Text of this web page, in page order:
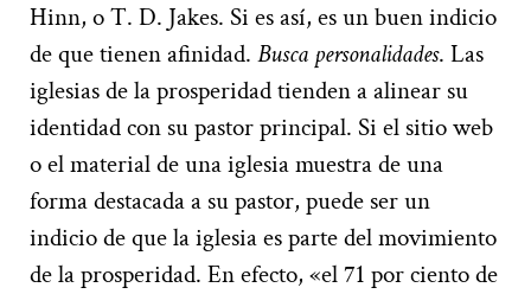
Hinn, o T. D. Jakes. Si es así, es un buen indicio
de que tienen afinidad. Busca personalidades. Las
iglesias de la prosperidad tienden a alinear su
identidad con su pastor principal. Si el sitio web
o el material de una iglesia muestra de una
forma destacada a su pastor, puede ser un
indicio de que la iglesia es parte del movimiento
de la prosperidad. En efecto, «el 71 por ciento de